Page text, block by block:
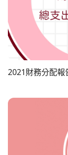
師事務所4000
熊敏華3000陳*
施小姐2600吳小
小王子兔2400
江勁香2000戴
新莊油漆行
1500賴怡蓁
000巫*婷1000
純(劃撥)1000
2匯款)1000無
氏(9/5匯款
000無名氏(10/
2021財務分配報